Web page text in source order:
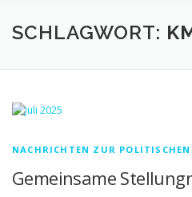
WILLKOMMEN
DIE BEITRÄGE DIESER SEITE
SCHLAGWORT:
NACHRICHTEN ZUR
Gemeinsame